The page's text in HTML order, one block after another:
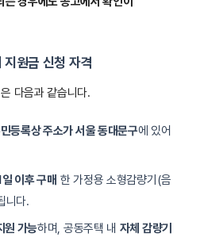
원금 신청 자격
다음과 같습니다.
등록상 주소가 서울 동대문구에 있어
이후 구매 한 가정용 소형감량기(음
니다.
원 가능하며, 공동주택 내 자체 감량기